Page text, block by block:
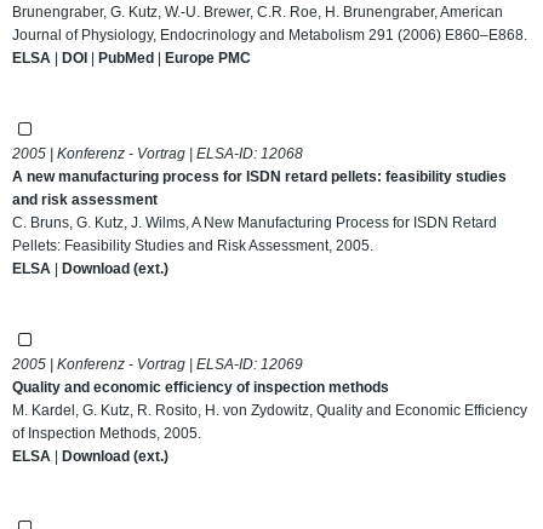
Brunengraber, G. Kutz, W.-U. Brewer, C.R. Roe, H. Brunengraber, American
Journal of Physiology, Endocrinology and Metabolism 291 (2006) E860–E868.
ELSA | DOI | PubMed | Europe PMC
2005 | Konferenz - Vortrag | ELSA-ID: 12068
A new manufacturing process for ISDN retard pellets: feasibility studies
and risk assessment
C. Bruns, G. Kutz, J. Wilms, A New Manufacturing Process for ISDN Retard
Pellets: Feasibility Studies and Risk Assessment, 2005.
ELSA | Download (ext.)
2005 | Konferenz - Vortrag | ELSA-ID: 12069
Quality and economic efficiency of inspection methods
M. Kardel, G. Kutz, R. Rosito, H. von Zydowitz, Quality and Economic Efficiency
of Inspection Methods, 2005.
ELSA | Download (ext.)